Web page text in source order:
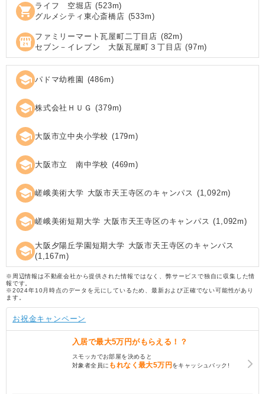
shopping_cart ライフ 空堀店 (523m)
グルメシティ東心斎橋店 (533m)
local_convenience_store ファミリーマート瓦屋町二丁目店 (82m)
セブン－イレブン 大阪瓦屋町３丁目店 (97m)
school パドマ幼稚園 (486m)
school 株式会社ＨＵＧ (379m)
school 大阪市立中央小学校 (179m)
school 大阪市立 南中学校 (469m)
school 嵯峨美術大学 大阪市天王寺区のキャンパス (1,092m)
school 嵯峨美術短期大学 大阪市天王寺区のキャンパス (1,092m)
school 大阪夕陽丘学園短期大学 大阪市天王寺区のキャンパス
(1,167m)
※周辺情報は不動産会社から提供された情報ではなく、弊サービスで独自に収集した情
報です。
※2024年10月時点のデータを元にしているため、最新および正確でない可能性があり
ます。
お祝金キャンペーン
入居で最大5万円がもらえる！？
スモッカでお部屋を決めると
対象者全員に もれなく最大5万円をキャッシュバック!